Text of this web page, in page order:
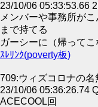
23/10/06 05:33:53.66
メンバーや事務所が
まで持てる
ガーシーに（帰って
ｽﾚﾘﾝｸ(poverty板)
709:ウィズコロナの名
23/10/06 05:36:26.74
ACECOOL回